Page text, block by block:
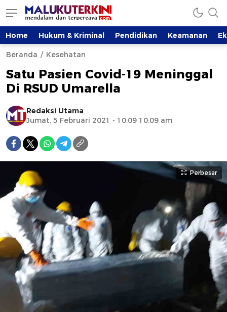
Home Hukum & Kriminal Pendidikan Keamanan
Beranda Kesehatan
Satu Pasien Covid-19 Meninggal
Di RSUD Umarella
Redaksi Utama
Jumat, 5 Februari 2021 - 10:09 10:09 am
Perbesar